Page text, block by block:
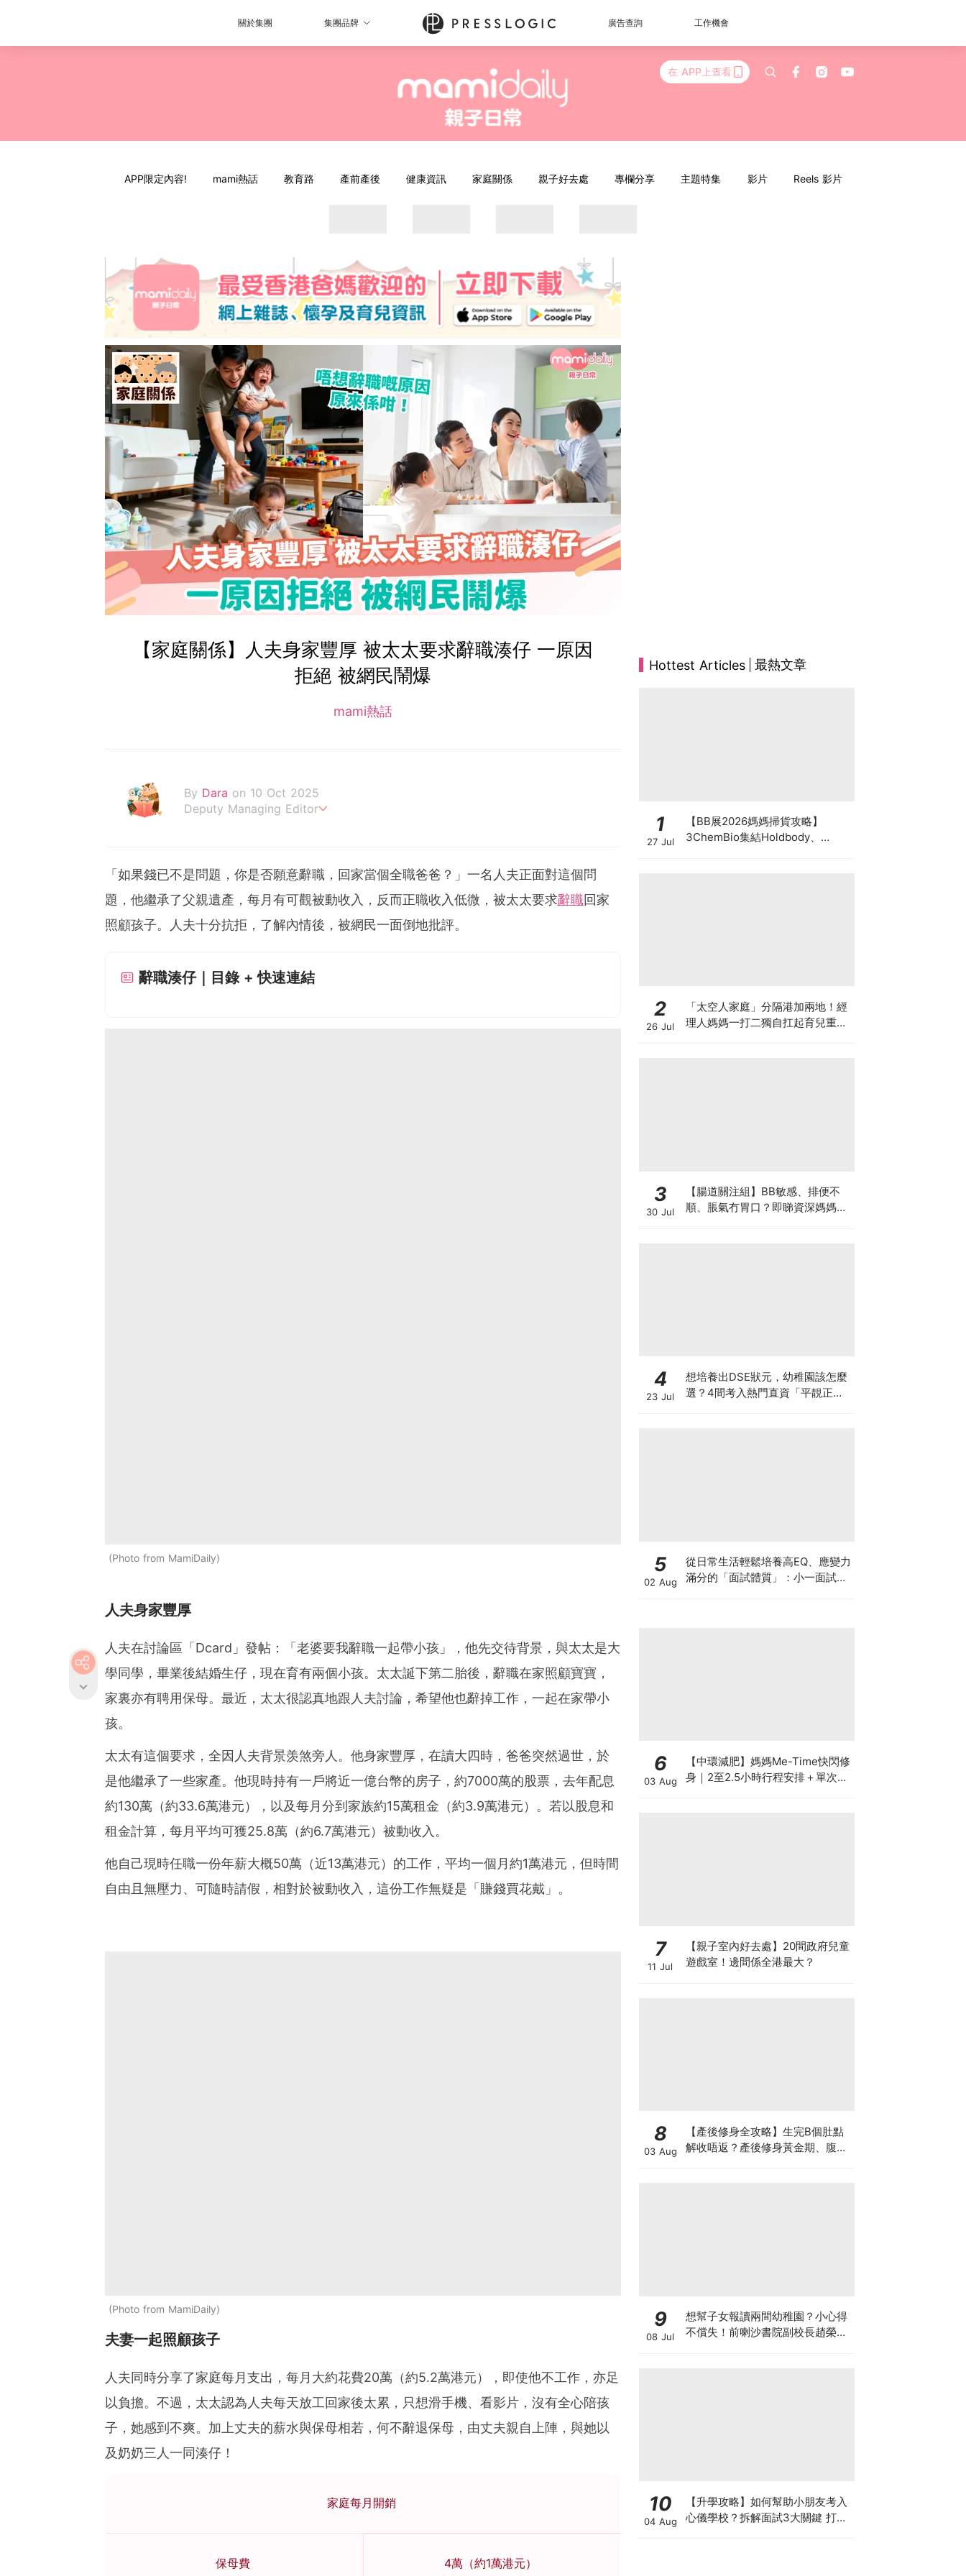
關於集團 集團品牌 廣告查詢 工作機會
在 APP上查看
APP限定內容! mami熱話 教育路 產前產後 健康資訊 家庭關係 親子好去處 專欄分享 主題特集 影片 Reels 影片
【家庭關係】人夫身家豐厚 被太太要求辭職湊仔 一原因
拒絕 被網民鬧爆
mami熱話
By Dara on 10 Oct 2025
Deputy Managing Editor
「如果錢已不是問題，你是否願意辭職，回家當個全職爸爸？」一名人夫正面對這個問
題，他繼承了父親遺產，每月有可觀被動收入，反而正職收入低微，被太太要求辭職回家
照顧孩子。人夫十分抗拒，了解內情後，被網民一面倒地批評。
辭職湊仔｜目錄 + 快速連結
Photo from MamiDaily
人夫身家豐厚
人夫在討論區「Dcard」發帖：「老婆要我辭職一起帶小孩」，他先交待背景，與太太是大
學同學，畢業後結婚生仔，現在育有兩個小孩。太太誕下第二胎後，辭職在家照顧寶寶，
家裏亦有聘用保母。最近，太太很認真地跟人夫討論，希望他也辭掉工作，一起在家帶小
孩。
太太有這個要求，全因人夫背景羡煞旁人。他身家豐厚，在讀大四時，爸爸突然過世，於
是他繼承了一些家產。他現時持有一戶將近一億台幣的房子，約7000萬的股票，去年配息
約130萬（約33.6萬港元），以及每月分到家族約15萬租金（約3.9萬港元）。若以股息和
租金計算，每月平均可獲25.8萬（約6.7萬港元）被動收入。
他自己現時任職一份年薪大概50萬（近13萬港元）的工作，平均一個月約1萬港元，但時間
自由且無壓力、可隨時請假，相對於被動收入，這份工作無疑是「賺錢買花戴」。
Photo from MamiDaily
夫妻一起照顧孩子
人夫同時分享了家庭每月支出，每月大約花費20萬（約5.2萬港元），即使他不工作，亦足
以負擔。不過，太太認為人夫每天放工回家後太累，只想滑手機、看影片，沒有全心陪孩
子，她感到不爽。加上丈夫的薪水與保母相若，何不辭退保母，由丈夫親自上陣，與她以
及奶奶三人一同湊仔！
家庭每月開銷
保母費 4萬（約1萬港元）
Hottest Articles 最熱文章
1
27 Jul
【BB展2026媽媽掃貨攻略】
3ChemBio集結Holdbody、
2
26 Jul
「太空人家庭」分隔港加兩地！經
理人媽媽一打二獨自扛起育兒重
3
30 Jul
【腸道關注組】BB敏感、排便不
順、脹氣冇胃口？即睇資深媽媽分
4
23 Jul
想培養出DSE狀元，幼稚園該怎麼
選？4間考入熱門直資「平靚正」
5
02 Aug
從日常生活輕鬆培養高EQ、應變力
滿分的「面試體質」：小一面試最
6
03 Aug
【中環減肥】媽媽Me-Time快閃修
身｜2至2.5小時行程安排＋單次收
7
11 Jul
【親子室內好去處】20間政府兒童
遊戲室！邊間係全港最大？
8
03 Aug
【產後修身全攻略】生完B個肚點
解收唔返？產後修身黃金期、腹直
9
08 Jul
想幫子女報讀兩間幼稚園？小心得
不償失！前喇沙書院副校長趙榮
10
04 Aug
【升學攻略】如何幫助小朋友考入
心儀學校？拆解面試3大關鍵 打好